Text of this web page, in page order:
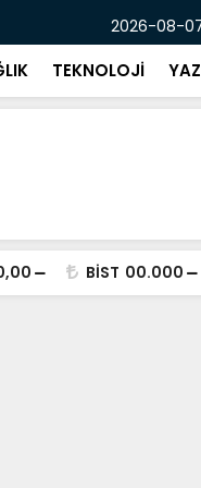
Mersin’de
2026-08-
TEKNOLOJİ
BİST 00.000